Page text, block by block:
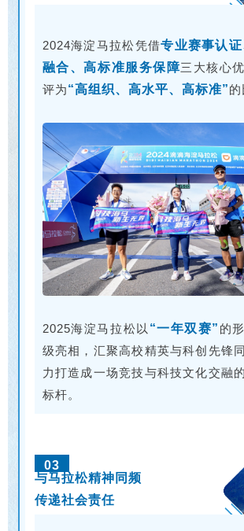
2024海淀马拉松凭借专业赛事认
融合、高标准服务保障三大核心
评为“高组织、高水平、高标准”的
2025海淀马拉松以 “一年双赛” 的
级亮相，汇聚高校精英与科创先锋
力打造成一场竞技与科技文化交融
标杆。
03
与马拉松精神同频
传递社会责任